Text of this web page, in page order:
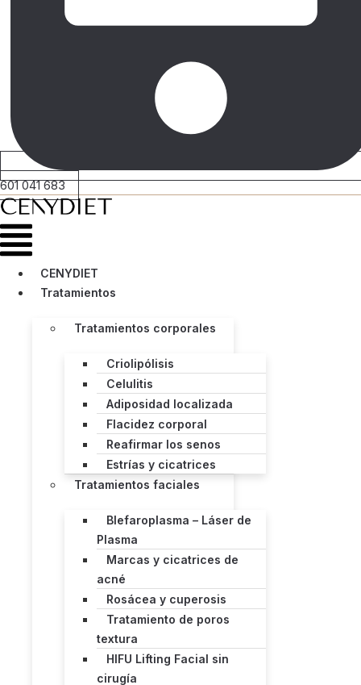
601 041 683
Menú
CENYDIET
Tratamientos
Tratamientos corporales
Criolipólisis
Celulitis
Adiposidad localizada
Flacidez corporal
Reafirmar los senos
Estrías y cicatrices
Tratamientos faciales
Blefaroplasma – Láser de
Plasma
Marcas y cicatrices de
acné
Rosácea y cuperosis
Tratamiento de poros
textura
HIFU Lifting Facial sin
cirugía